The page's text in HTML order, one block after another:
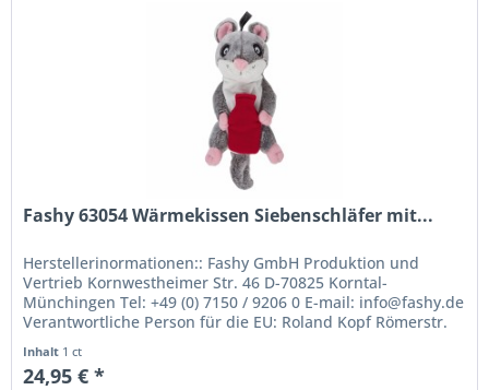
Fashy 63054 Wärmekissen Siebenschläfer mit...
Herstellerinormationen:: Fashy GmbH Produktion und
Vertrieb Kornwestheimer Str. 46 D-70825 Korntal-
Münchingen Tel: +49 (0) 7150 / 9206 0 E-mail: info@fashy.de
Verantwortliche Person für die EU: Roland Kopf Römerstr.
Inhalt 1 ct
24,95 € *